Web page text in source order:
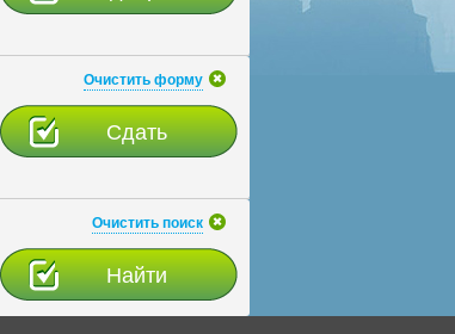
Очистить форму
Очистить поиск